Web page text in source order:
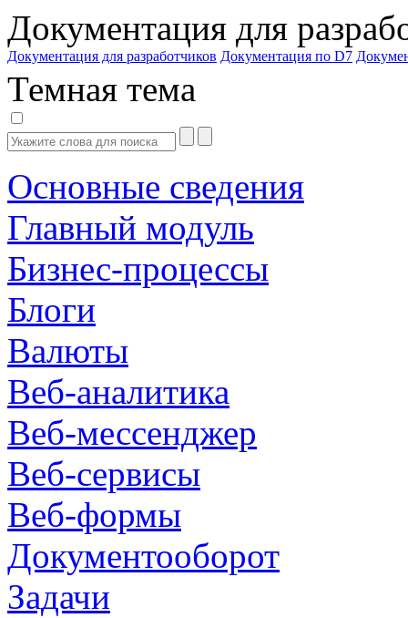
Документация для
Документация для разработчиков Документация по D7
Темная тема
Основные сведения
Главный модуль
Бизнес-процессы
Блоги
Валюты
Веб-аналитика
Веб-мессенджер
Веб-сервисы
Веб-формы
Документооборот
Задачи